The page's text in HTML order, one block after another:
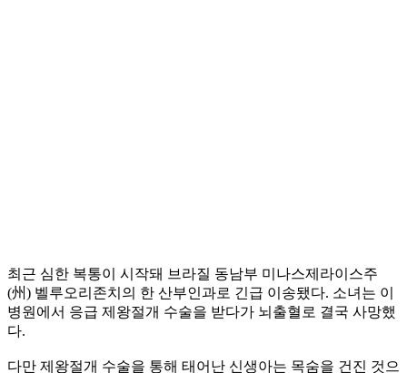
최근 심한 복통이 시작돼 브라질 동남부 미나스제라이스주
(州) 벨루오리존치의 한 산부인과로 긴급 이송됐다. 소녀는 이
병원에서 응급 제왕절개 수술을 받다가 뇌출혈로 결국 사망했
다.
다만 제왕절개 수술을 통해 태어난 신생아는 목숨을 건진 것으